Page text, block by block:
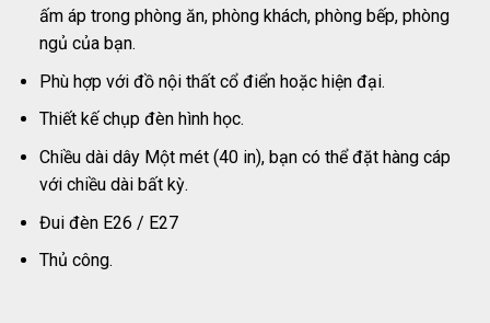
ấm áp trong phòng ăn, phòng khách, phòng bếp, phòng
ngủ của bạn.
Phù hợp với đồ nội thất cổ điển hoặc hiện đại.
Thiết kế chụp đèn hình học.
Chiều dài dây Một mét (40 in), bạn có thể đặt hàng cáp
với chiều dài bất kỳ.
Đui đèn E26 / E27
Thủ công.